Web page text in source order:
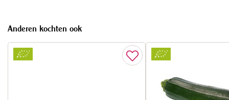
Anderen kochten ook